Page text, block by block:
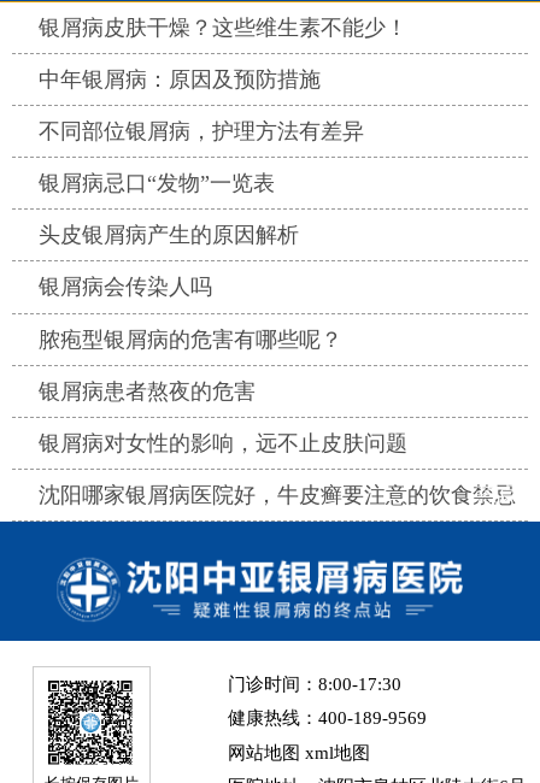
银屑病皮肤干燥？这些维生素不能少！
中年银屑病：原因及预防措施
不同部位银屑病，护理方法有差异
银屑病忌口“发物”一览表
头皮银屑病产生的原因解析
银屑病会传染人吗
脓疱型银屑病的危害有哪些呢？
银屑病患者熬夜的危害
银屑病对女性的影响，远不止皮肤问题
沈阳哪家银屑病医院好，牛皮癣要注意的饮食禁忌
热点
门诊时间：8:00-17:30
健康热线：400-189-9569
网站地图 xml地图